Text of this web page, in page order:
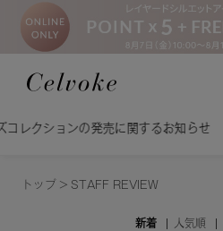
売に関するお知らせ
トップ > STAFF REVIEW
新着 人気順